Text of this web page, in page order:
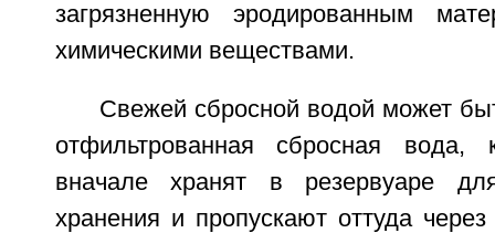
загрязненную эродированным
химическими веществами.
Свежей сбросной водой может
отфильтрованная сбросная вода,
вначале хранят в резервуаре для
хранения и пропускают оттуда